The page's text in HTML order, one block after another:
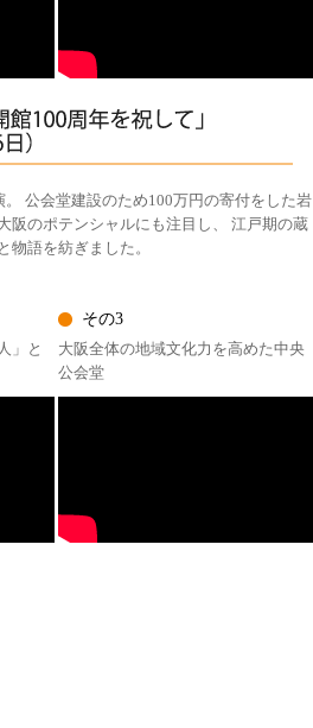
公会堂建設のため100万円の寄付をした岩
阪のポテンシャルにも注目し、 江戸期の蔵
語を紡ぎました。
」と
その3
大阪全体の地域文化力を高めた中央
公会堂